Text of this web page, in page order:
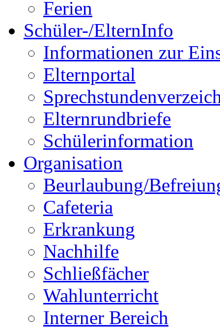
Ferien
Schüler-/ElternInfo
Informationen zur
Elternportal
Elternrundbriefe
Schülerinformation
Organisation
Beurlaubung/
Cafeteria
Erkrankung
Nachhilfe
Schließfächer
Wahlunterricht
Interner Bereich